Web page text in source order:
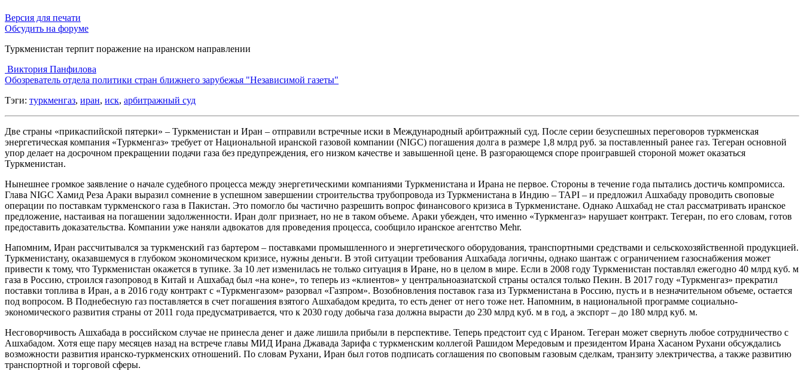
Версия для печати
Обсудить на форуме
Туркменистан терпит поражение на иранском направлении
Виктория Панфилова
Обозреватель отдела политики стран ближнего зарубежья "Независимой газеты"
Тэги: туркменгаз, иран, иск, арбитражный суд
Две страны «прикаспийской пятерки» – Туркменистан и Иран – отправили встречные иски в Международный арбитражный суд. После серии безуспешных переговоров туркменская
энергетическая компания «Туркменгаз» требует от Национальной иранской газовой компании (NIGC) погашения долга в размере 1,8 млрд руб. за поставленный ранее газ. Тегеран основной
упор делает на досрочном прекращении подачи газа без предупреждения, его низком качестве и завышенной цене. В разгорающемся споре проигравшей стороной может оказаться
Туркменистан.
Нынешнее громкое заявление о начале судебного процесса между энергетическими компаниями Туркменистана и Ирана не первое. Стороны в течение года пытались достичь компромисса.
Глава NIGC Хамид Реза Араки выразил сомнение в успешном завершении строительства трубопровода из Туркменистана в Индию – TAPI – и предложил Ашхабаду проводить своповые
операции по поставкам туркменского газа в Пакистан. Это помогло бы частично разрешить вопрос финансового кризиса в Туркменистане. Однако Ашхабад не стал рассматривать иранское
предложение, настаивая на погашении задолженности. Иран долг признает, но не в таком объеме. Араки убежден, что именно «Туркменгаз» нарушает контракт. Тегеран, по его словам, готов
предоставить доказательства. Компании уже наняли адвокатов для проведения процесса, сообщило иранское агентство Mehr.
Напомним, Иран рассчитывался за туркменский газ бартером – поставками промышленного и энергетического оборудования, транспортными средствами и сельскохозяйственной продукцией.
Туркменистану, оказавшемуся в глубоком экономическом кризисе, нужны деньги. В этой ситуации требования Ашхабада логичны, однако шантаж с ограничением газоснабжения может
привести к тому, что Туркменистан окажется в тупике. За 10 лет изменилась не только ситуация в Иране, но в целом в мире. Если в 2008 году Туркменистан поставлял ежегодно 40 млрд куб. м
газа в Россию, строился газопровод в Китай и Ашхабад был «на коне», то теперь из «клиентов» у центральноазиатской страны остался только Пекин. В 2017 году «Туркменгаз» прекратил
поставки топлива в Иран, а в 2016 году контракт с «Туркменгазом» разорвал «Газпром». Возобновления поставок газа из Туркменистана в Россию, пусть и в незначительном объеме, остается
под вопросом. В Поднебесную газ поставляется в счет погашения взятого Ашхабадом кредита, то есть денег от него тоже нет. Напомним, в национальной программе социально-
экономического развития страны от 2011 года предусматривается, что к 2030 году добыча газа должна вырасти до 230 млрд куб. м в год, а экспорт – до 180 млрд куб. м.
Несговорчивость Ашхабада в российском случае не принесла денег и даже лишила прибыли в перспективе. Теперь предстоит суд с Ираном. Тегеран может свернуть любое сотрудничество с
Ашхабадом. Хотя еще пару месяцев назад на встрече главы МИД Ирана Джавада Зарифа с туркменским коллегой Рашидом Мередовым и президентом Ирана Хасаном Рухани обсуждались
возможности развития иранско-туркменских отношений. По словам Рухани, Иран был готов подписать соглашения по своповым газовым сделкам, транзиту электричества, а также развитию
транспортной и торговой сферы.